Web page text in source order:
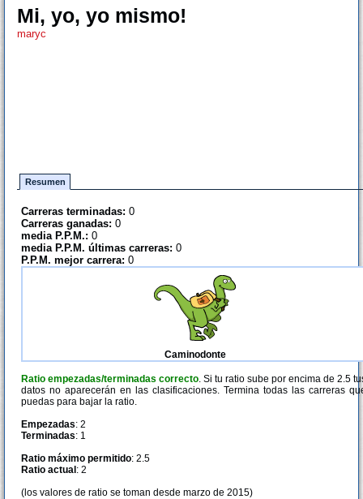
Mi, yo, yo mismo!
maryc
Resumen
Carreras terminadas: 0
Carreras ganadas: 0
media P.P.M.: 0
media P.P.M. últimas carreras: 0
P.P.M. mejor carrera: 0
Caminodonte
Ratio empezadas/terminadas correcto. Si tu ratio sube por encima de 2.5
datos no aparecerán en las clasificaciones. Termina todas las carreras
puedas para bajar la ratio.
Empezadas: 2
Terminadas: 1
Ratio máximo permitido: 2.5
Ratio actual : 2
(los valores de ratio se toman desde marzo de 2015)